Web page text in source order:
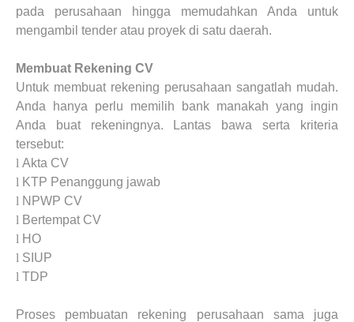
pada perusahaan hingga memudahkan Anda untuk
mengambil tender atau proyek di satu daerah.
Membuat Rekening CV
Untuk membuat rekening perusahaan sangatlah mudah.
Anda hanya perlu memilih bank manakah yang ingin
Anda buat rekeningnya. Lantas bawa serta kriteria
tersebut:
l Akta CV
l KTP Penanggung jawab
l NPWP CV
l Bertempat CV
l HO
l SIUP
l TDP
Proses pembuatan rekening perusahaan sama juga